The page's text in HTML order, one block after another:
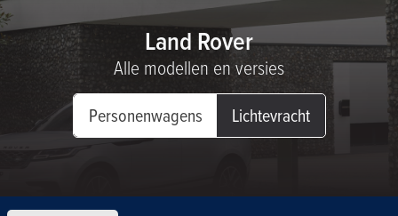
Land Rover
Alle modellen en versies
Personenwagens Lichtevracht